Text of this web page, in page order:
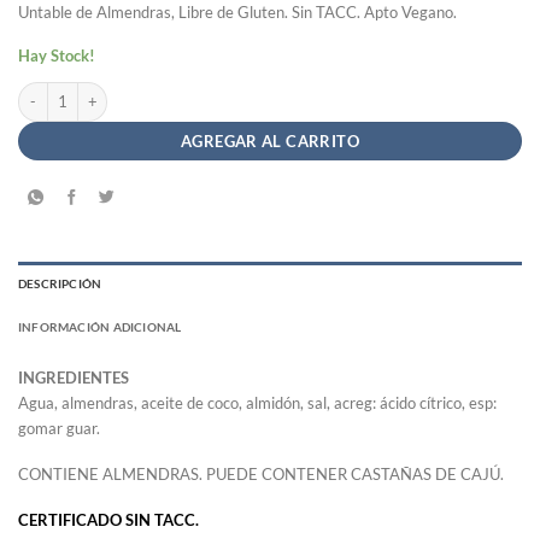
Untable de Almendras, Libre de Gluten. Sin TACC. Apto Vegano.
Hay Stock!
Fantastique Tradicional Untable de Almendras - Felices Las Vacas x 200g cantidad
AGREGAR AL CARRITO
DESCRIPCIÓN
INFORMACIÓN ADICIONAL
INGREDIENTES
Agua, almendras, aceite de coco, almidón, sal, acreg: ácido cítrico, esp:
gomar guar.
CONTIENE ALMENDRAS. PUEDE CONTENER CASTAÑAS DE CAJÚ.
CERTIFICADO SIN TACC.